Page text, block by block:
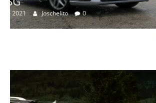
Pruebas
Probamos el